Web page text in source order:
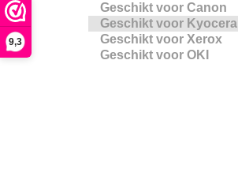
9,3
Geschikt voor Canon
Geschikt voor Kyocera
Geschikt voor Xerox
Geschikt voor OKI